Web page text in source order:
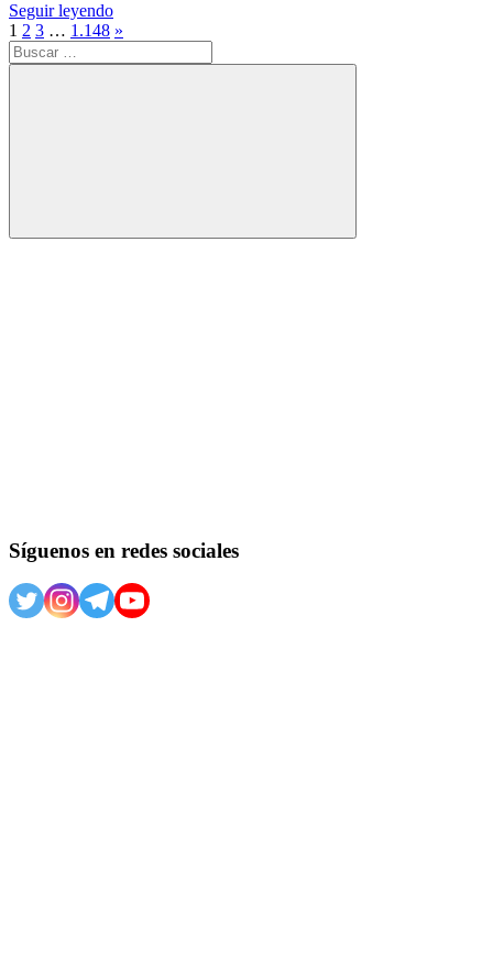
Seguir leyendo
Paginación
de
1 2 3 … 1.148 Entradas
»
Buscar:
Buscar
Síguenos en redes sociales